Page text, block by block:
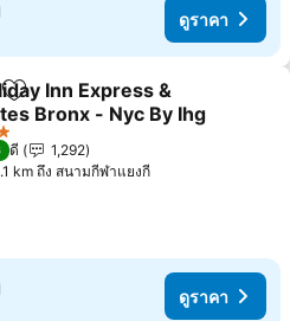
ดูราคา
เพิ่มในรายการโปรด
Inn Express &
Bronx - Nyc By Ihg
ดี
1,292
km ถึง สนามกีฬาแยงกี
ดูราคา